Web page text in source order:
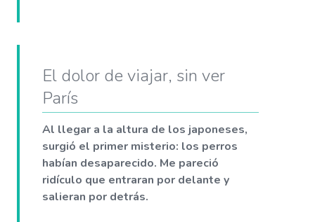
El dolor de viajar, sin ver
París
Al llegar a la altura de los japoneses,
surgió el primer misterio: los perros
habían desaparecido. Me pareció
ridículo que entraran por delante y
salieran por detrás.